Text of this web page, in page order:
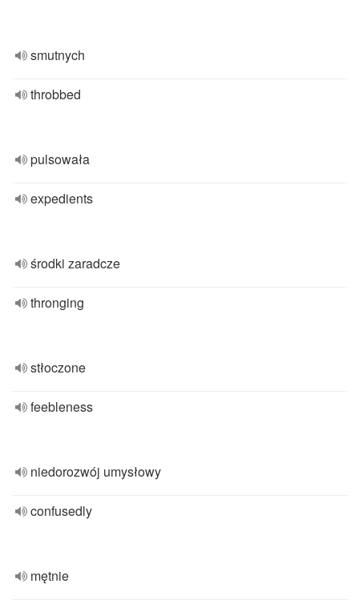
smutnych
throbbed
pulsowała
expedients
środki zaradcze
thronging
stłoczone
feebleness
niedorozwój umysłowy
confusedly
mętnie